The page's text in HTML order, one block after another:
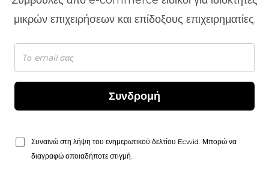
μικρών επιχειρήσεων και επίδοξους επιχειρηματίες.
Συνδρομή
Συναινώ στη λήψη του ενημερωτικού δελτίου Ecwid. Μπορώ να
διαγραφώ οποιαδήποτε στιγμή.